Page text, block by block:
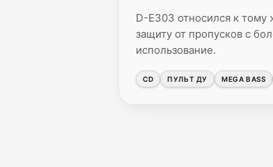
D-E303 относился к тому
защиту от пропусков с
использование.
CD ПУЛЬТ ДУ MEGA BASS